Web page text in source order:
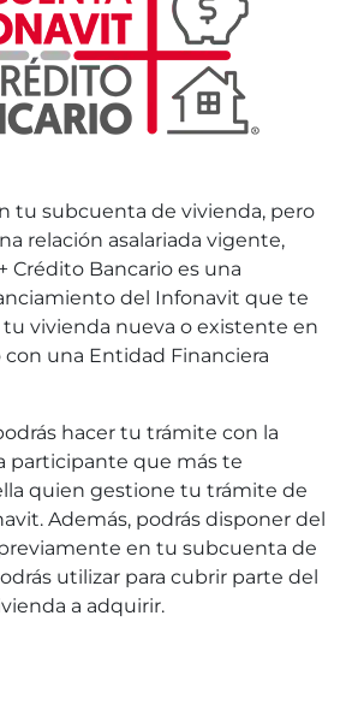
tu subcuenta de vivienda, pero
relación asalariada vigente,
Crédito Bancario es una
del Infonavit que te
vivienda nueva o existente en
una Entidad Financiera
hacer tu trámite con la
participante que más te
quien gestione tu trámite de
Además, podrás disponer del
en tu subcuenta de
utilizar para cubrir parte del
a adquirir.